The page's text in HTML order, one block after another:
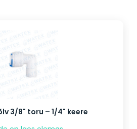
3/8" toru – 1/4" keere